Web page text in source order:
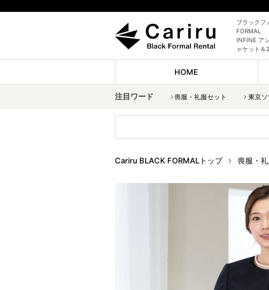
ブラックフ
FORMAL
INFINE ア
ャケット＆
HOME
注目ワード 喪服・礼服セット 東京
Cariru BLACK FORMALトップ 喪服・